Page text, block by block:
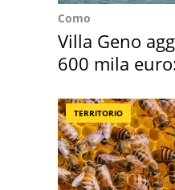
Como
Villa Geno
600 mila
TERRITORIO